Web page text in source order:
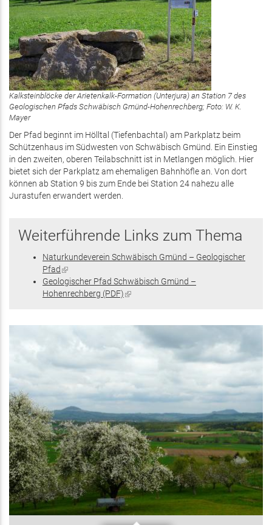
Kalksteinblöcke der Arietenkalk-Formation (Unterjura) an Station 7 des
Geologischen Pfads Schwäbisch Gmünd-Hohenrechberg; Foto: W. K.
Mayer
Der Pfad beginnt im Hölltal (Tiefenbachtal) am Parkplatz beim
Schützenhaus im Südwesten von Schwäbisch Gmünd. Ein Einstieg
in den zweiten, oberen Teilabschnitt ist in Metlangen möglich. Hier
bietet sich der Parkplatz am ehemaligen Bahnhöfle an. Von dort
können ab Station 9 bis zum Ende bei Station 24 nahezu alle
Jurastufen erwandert werden.
Weiterführende Links zum Thema
Naturkundeverein Schwäbisch Gmünd – Geologischer
Pfad (Link
ist
extern)
Geologischer Pfad Schwäbisch Gmünd –
Hohenrechberg (PDF)(Link